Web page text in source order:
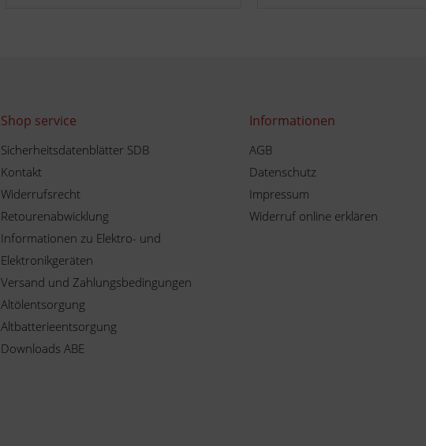
Shop service
Sicherheitsdatenblätter SDB
Kontakt
Widerrufsrecht
Retourenabwicklung
Informationen zu Elektro- und
Elektronikgeräten
Versand und Zahlungsbedingungen
Altölentsorgung
Altbatterieentsorgung
Downloads ABE
Informationen
AGB
Datenschutz
Impressum
Widerruf online erklären